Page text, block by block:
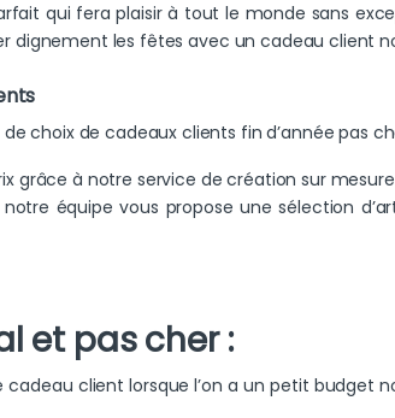
qui fera plaisir à tout le monde sans
dignement les fêtes avec un cadeau client
choix de cadeaux clients fin d’année pas
grâce à notre service de création sur
équipe vous propose une sélection
et pas cher :
client lorsque l’on a un petit budget